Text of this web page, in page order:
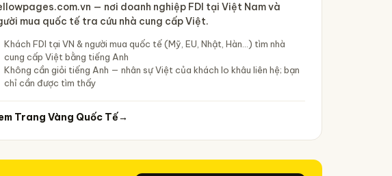
— nơi doanh nghiệp FDI tại Việt Nam và
mua quốc tế tra cứu nhà cung cấp Việt.
Khách FDI tại VN & người mua quốc tế (Mỹ, EU, Nhật, Hàn…) tìm nhà
cung cấp Việt bằng tiếng Anh
Không cần giỏi tiếng Anh — nhân sự Việt của khách lo khâu liên hệ; bạn
chỉ cần được tìm thấy
Trang Vàng Quốc Tế→